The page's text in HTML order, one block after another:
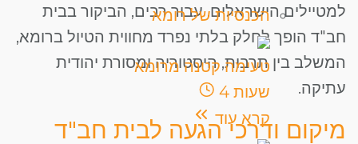
הכנסיות של רומא
טעימה קטנה מרומא
שעות 4
קרא עוד
למטיילים הישראלים. עבור רבים, הביקור בבית
חב"ד הופך לחלק בלתי נפרד מחווית הטיול ברומא,
המשלב בין תרבות, היסטוריה ומסורת יהודית
עתיקה.
מיקום ודרכי הגעה לבית חב"ד